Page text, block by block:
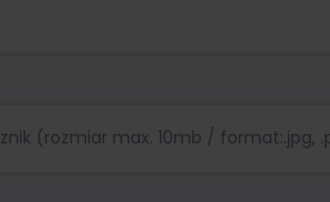
(rozmiar max. 10mb / format:.jpg,